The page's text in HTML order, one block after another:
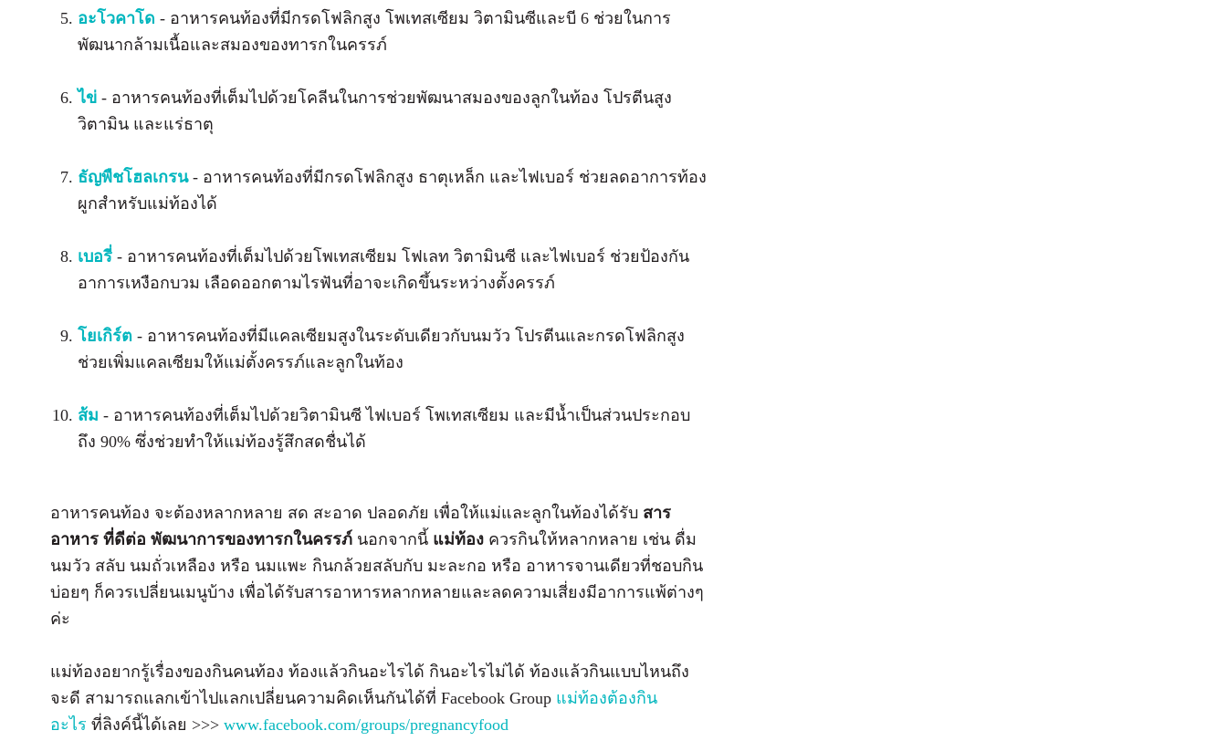
อะโวคาโด - อาหารคนท้องที่มีกรดโฟลิกสูง โพเทสเซียม วิตามินซีและบี 6 ช่วยในการ
พัฒนากล้ามเนื้อและสมองของทารกในครรภ์
ไข่ - อาหารคนท้องที่เต็มไปด้วยโคลีนในการช่วยพัฒนาสมองของลูกในท้อง โปรตีนสูง
วิตามิน และแร่ธาตุ
ธัญพืชโฮลเกรน- อาหารคนท้องที่มีกรดโฟลิกสูง ธาตุเหล็ก และไฟเบอร์ ช่วยลดอาการท้อง
ผูกสำหรับแม่ท้องได้
เบอรี่ - อาหารคนท้องที่เต็มไปด้วยโพเทสเซียม โฟเลท วิตามินซี และไฟเบอร์ ช่วยป้องกัน
อาการเหงือกบวม เลือดออกตามไรฟันที่อาจะเกิดขึ้นระหว่างตั้งครรภ์
โยเกิร์ต - อาหารคนท้องที่มีแคลเซียมสูงในระดับเดียวกับนมวัว โปรตีนและกรดโฟลิกสูง
ช่วยเพิ่มแคลเซียมให้แม่ตั้งครรภ์และลูกในท้อง
ส้ม - อาหารคนท้องที่เต็มไปด้วยวิตามินซี ไฟเบอร์ โพเทสเซียม และมีน้ำเป็นส่วนประกอบ
ถึง 90% ซึ่งช่วยทำให้แม่ท้องรู้สึกสดชื่นได้
อาหารคนท้อง จะต้องหลากหลาย สด สะอาด ปลอดภัย เพื่อให้แม่และลูกในท้องได้รับ สาร
อาหาร ที่ดีต่อ พัฒนาการของทารกในครรภ์ นอกจากนี้ แม่ท้อง ควรกินให้หลากหลาย เช่น ดื่ม
นมวัว สลับ นมถั่วเหลือง หรือ นมแพะ กินกล้วยสลับกับ มะละกอ หรือ อาหารจานเดียวที่ชอบกิน
บ่อยๆ ก็ควรเปลี่ยนเมนูบ้าง เพื่อได้รับสารอาหารหลากหลายและลดความเสี่ยงมีอาการแพ้ต่างๆ
ค่ะ
แม่ท้องอยากรู้เรื่องของกินคนท้อง ท้องแล้วกินอะไรได้ กินอะไรไม่ได้ ท้องแล้วกินแบบไหนถึง
จะดี สามารถแลกเข้าไปแลกเปลี่ยนความคิดเห็นกันได้ที่ Facebook Group แม่ท้องต้องกิน
อะไร ที่ลิงค์นี้ได้เลย >>> www.facebook.com/groups/pregnancyfood